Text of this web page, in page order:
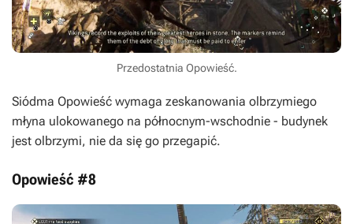
Przedostatnia Opowieść.
Siódma Opowieść wymaga zeskanowania olbrzymiego
młyna ulokowanego na północnym-wschodnie - budynek
jest olbrzymi, nie da się go przegapić.
Opowieść #8